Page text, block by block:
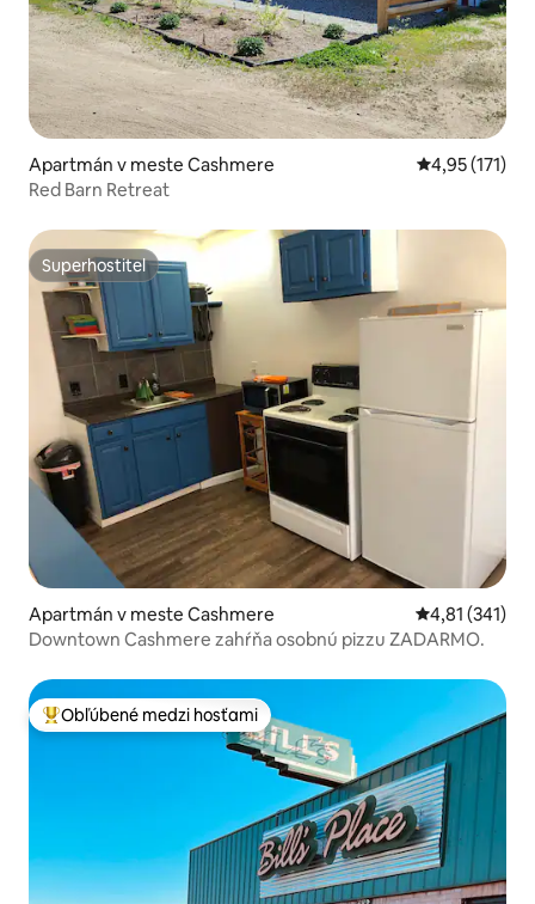
Apartmán v meste Cashmere Priemerné
4,95 (171)
Red Barn Retreat
Superhostiteľ
Superhostiteľ
Apartmán v meste Cashmere Priemerné
4,81 (341)
Downtown Cashmere zahŕňa osobnú pizzu ZADARMO.
Najobľúbenejšie medzi hosťami
Obľúbené medzi hosťami